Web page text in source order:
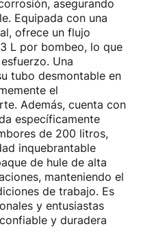
asegurando
Equipada con una
ofrece un flujo
L por bombeo, lo que
Una
tubo desmontable en
el
Además, cuenta con
específicamente
de 200 litros,
inquebrantable
de hule de alta
manteniendo el
de trabajo. Es
y entusiastas
y duradera